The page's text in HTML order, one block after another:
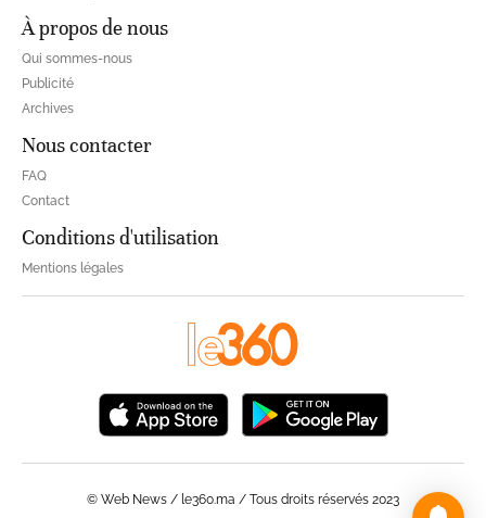
À propos de nous
Qui sommes-nous
Publicité
Archives
Nous contacter
FAQ
Contact
Conditions d'utilisation
Mentions légales
© Web News / le360.ma / Tous droits réservés 2023